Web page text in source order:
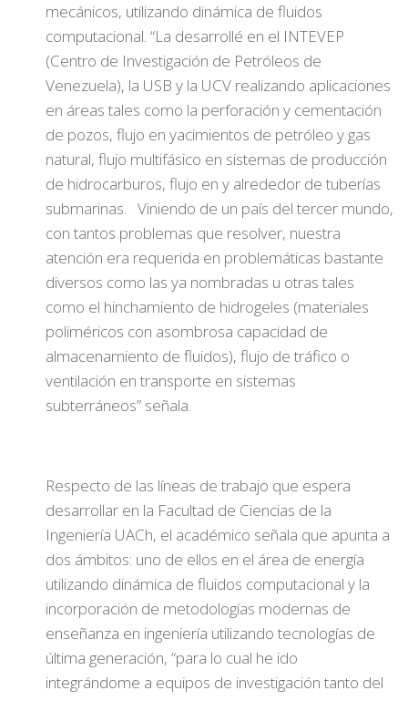
mecánicos, utilizando dinámica de fluidos
computacional. “La desarrollé en el INTEVEP
(Centro de Investigación de Petróleos de
Venezuela), la USB y la UCV realizando aplicaciones
en áreas tales como la perforación y cementación
de pozos, flujo en yacimientos de petróleo y gas
natural, flujo multifásico en sistemas de producción
de hidrocarburos, flujo en y alrededor de tuberías
submarinas. Viniendo de un país del tercer mundo,
con tantos problemas que resolver, nuestra
atención era requerida en problemáticas bastante
diversos como las ya nombradas u otras tales
como el hinchamiento de hidrogeles (materiales
poliméricos con asombrosa capacidad de
almacenamiento de fluidos), flujo de tráfico o
ventilación en transporte en sistemas
subterráneos” señala.
Respecto de las líneas de trabajo que espera
desarrollar en la Facultad de Ciencias de la
Ingeniería UACh, el académico señala que apunta a
dos ámbitos: uno de ellos en el área de energía
utilizando dinámica de fluidos computacional y la
incorporación de metodologías modernas de
enseñanza en ingeniería utilizando tecnologías de
última generación, “para lo cual he ido
integrándome a equipos de investigación tanto del